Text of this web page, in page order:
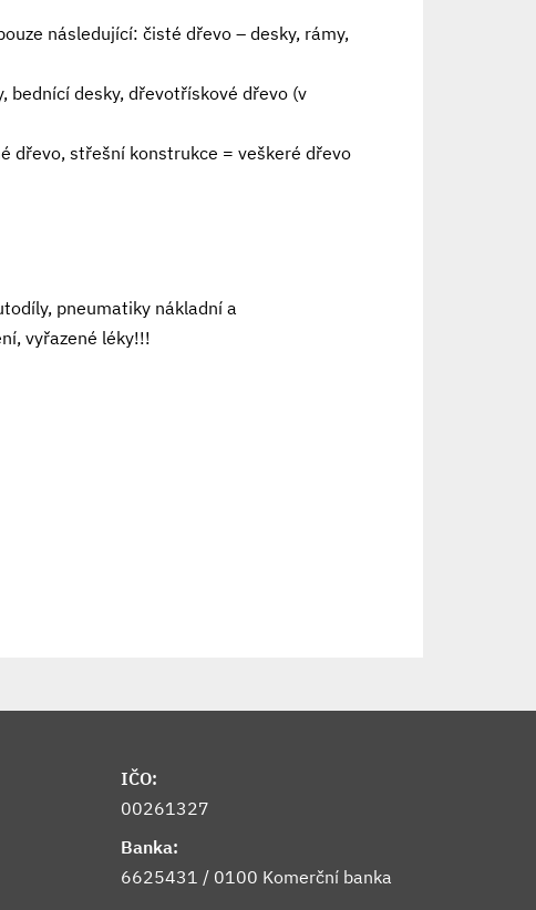
následující: čisté dřevo – desky, rámy,
bednící desky, dřevotřískové dřevo (v
dřevo, střešní konstrukce = veškeré dřevo
pneumatiky nákladní a
vyřazené léky!!!
IČO:
00261327
Banka:
6625431 / 0100 Komerční banka